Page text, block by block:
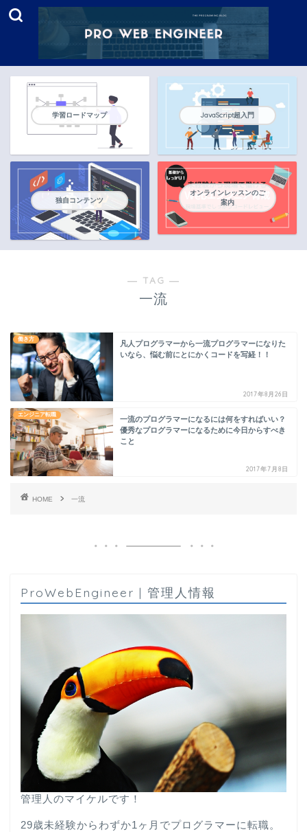
学習ロードマップ JavaScript超入門
独自コンテンツ
オンラインレッスンのご
案内
― TAG ―
一流
働き方
凡人プログラマーから一流プログラマーになりた
いなら、悩む前にとにかくコードを写経！！
2017年8月26日
エンジニア転職
一流のプログラマーになるには何をすればいい？
優秀なプログラマーになるために今日からすべき
こと
2017年7月8日
HOME 一流
ProWebEngineer | 管理人情報
管理人のマイケルです！
29歳未経験からわずか1ヶ月でプログラマーに転職。